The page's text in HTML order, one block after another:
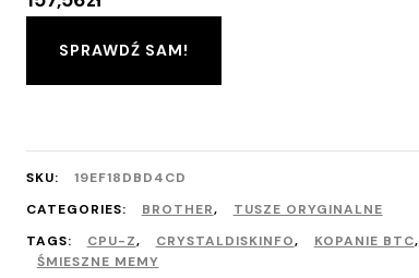
SPRAWDŹ SAM!
SKU:
19EF18DBD4CD
CATEGORIES:
BROTHER,
TUSZE ORYGINALNE
TAGS:
CPU-Z, CRYSTALDISKINFO, KOPANIE BTC,
ŚMIESZNE MEMY